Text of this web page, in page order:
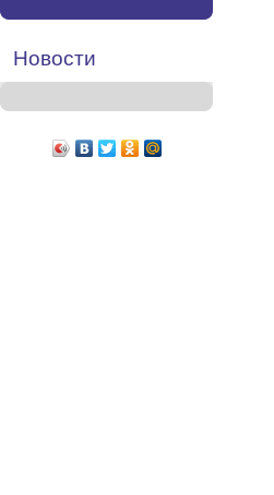
Новости